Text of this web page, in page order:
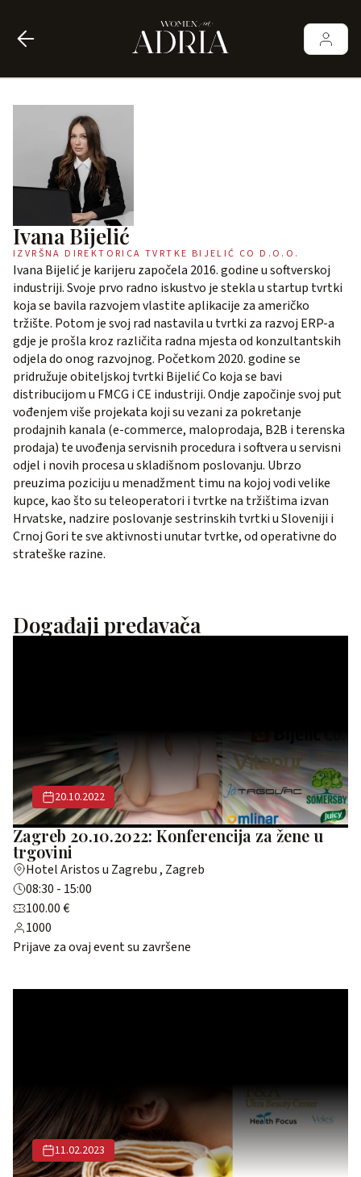
Ivana Bijelić
IZVRŠNA DIREKTORICA TVRTKE BIJELIĆ CO D.O.O.
Ivana Bijelić je karijeru započela 2016. godine u softverskoj
industriji. Svoje prvo radno iskustvo je stekla u startup tvrtki
koja se bavila razvojem vlastite aplikacije za američko
tržište. Potom je svoj rad nastavila u tvrtki za razvoj ERP-a
gdje je prošla kroz različita radna mjesta od konzultantskih
odjela do onog razvojnog. Početkom 2020. godine se
pridružuje obiteljskoj tvrtki Bijelić Co koja se bavi
distribucijom u FMCG i CE industriji. Ondje započinje svoj put
vođenjem više projekata koji su vezani za pokretanje
prodajnih kanala (e-commerce, maloprodaja, B2B i terenska
prodaja) te uvođenja servisnih procedura i softvera u servisni
odjel i novih procesa u skladišnom poslovanju. Ubrzo
preuzima poziciju u menadžment timu na kojoj vodi velike
kupce, kao što su teleoperatori i tvrtke na tržištima izvan
Hrvatske, nadzire poslovanje sestrinskih tvrtki u Sloveniji i
Crnoj Gori te sve aktivnosti unutar tvrtke, od operativne do
strateške razine.
Događaji predavača
20.10.2022
Zagreb 20.10.2022: Konferencija za žene u
trgovini
Hotel Aristos u Zagrebu , Zagreb
08:30 - 15:00
100.00 €
1000
Prijave za ovaj event su završene
11.02.2023